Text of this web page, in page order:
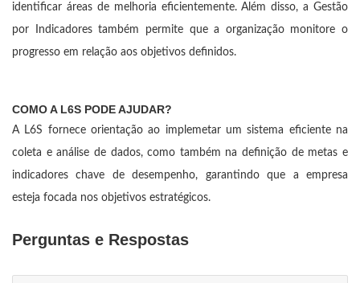
identificar áreas de melhoria eficientemente. Além disso, a Gestão
por Indicadores também permite que a organização monitore o
progresso em relação aos objetivos definidos.
COMO A L6S PODE AJUDAR?
A L6S fornece orientação ao implemetar um sistema eficiente na
coleta e análise de dados, como também na definição de metas e
indicadores chave de desempenho, garantindo que a empresa
esteja focada nos objetivos estratégicos.
Perguntas e Respostas